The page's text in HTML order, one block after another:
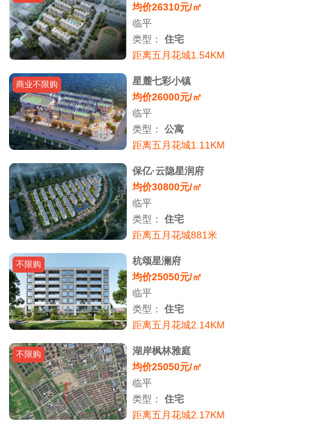
均价26310元/㎡
临平
类型：住宅
距离五月花城1.54KM
商业不限购
星麓七彩小镇
均价26000元/㎡
临平
类型：公寓
距离五月花城1.11KM
保亿·云隐星润府
均价30800元/㎡
临平
类型：住宅
距离五月花城881米
不限购
杭颂星澜府
均价25050元/㎡
临平
类型：住宅
距离五月花城2.14KM
不限购
湖岸枫林雅庭
均价25050元/㎡
临平
类型：住宅
距离五月花城2.17KM